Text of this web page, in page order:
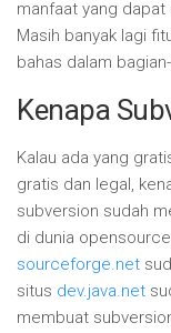
manfaat yang dapat
Masih banyak lagi
bahas dalam
Kenapa
Kalau ada yang
gratis dan legal,
subversion sudah
di dunia
sourceforge.net
situs dev.java.net
membuat